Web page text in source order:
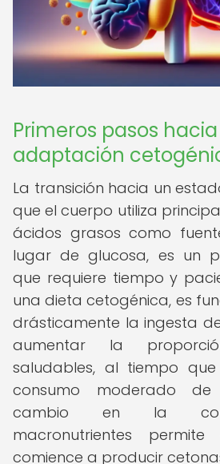
Primeros pasos
adaptación
La transición hacia un
que el cuerpo utiliza
ácidos grasos como
lugar de glucosa, es un
que requiere tiempo y
una dieta cetogénica, es
drásticamente la ingesta
aumentar la
saludables, al tiempo
consumo moderado de
cambio en la
macronutrientes
comience a producir